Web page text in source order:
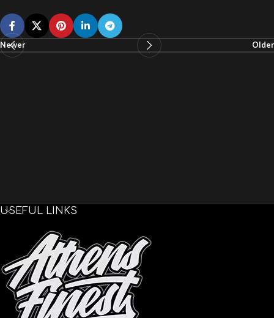
Newer Older
USEFUL LINKS